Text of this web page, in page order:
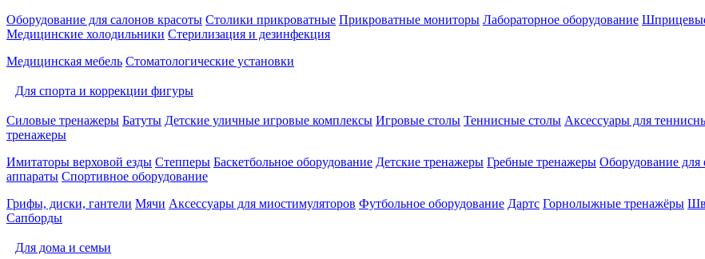
Оборудование для салонов красоты Столики прикроватные Прикроватные мониторы Лабораторное оборудование
Медицинские холодильники Стерилизация и дезинфекция
Медицинская мебель Стоматологические установки
Для спорта и коррекции фигуры
Силовые тренажеры Батуты Детские уличные игровые комплексы Игровые столы Теннисные столы Аксессуары для
тренажеры
Имитаторы верховой езды Степперы Баскетбольное оборудование Детские тренажеры Гребные тренажеры Оборудование для
аппараты Спортивное оборудование
Грифы, диски, гантели Мячи Аксессуары для миостимуляторов Футбольное оборудование Дартс Горнолыжные тренажёры
Сапборды
Для дома и семьи